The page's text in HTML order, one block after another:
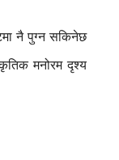
नै पुग्न सकिनेछ
मनोरम दृश्य